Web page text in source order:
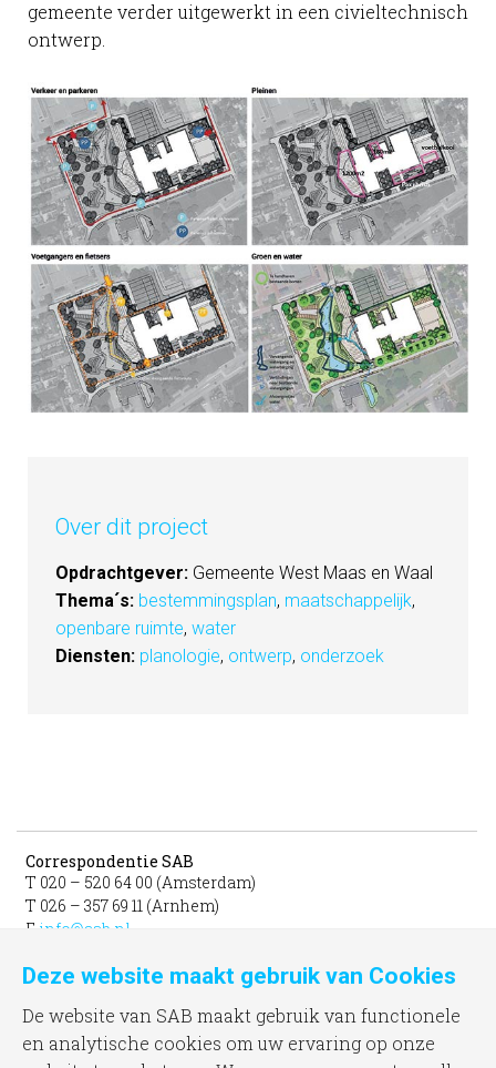
gemeente verder uitgewerkt in een civieltechnisch
ontwerp.
Over dit project
Opdrachtgever: Gemeente West Maas en Waal
Thema´s: bestemmingsplan, maatschappelijk,
openbare ruimte, water
Diensten: planologie, ontwerp, onderzoek
Correspondentie SAB
T 020 – 520 64 00 (Amsterdam)
T 026 – 357 69 11 (Arnhem)
E info@sab.nl
Bezoekadres Amsterdam
gevestigd in het INIT
unit 331b
Jacob Bontiusplaats 9
Deze website maakt gebruik van Cookies
De website van SAB maakt gebruik van functionele
en analytische cookies om uw ervaring op onze